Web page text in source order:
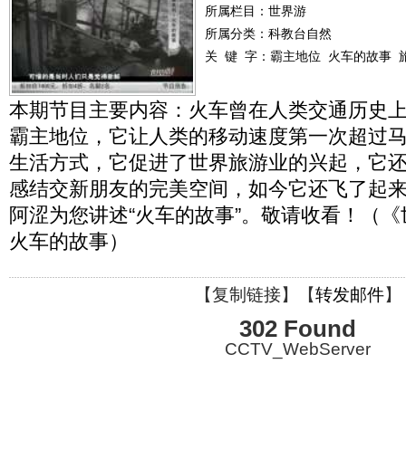
所属栏目： 世界游
所属分类：科教台自然
关 键 字： 霸主地位 火车的故事
本期节目主要内容：火车曾在人类交通历史
霸主地位，它让人类的移动速度第一次超过
生活方式，它促进了世界旅游业的兴起，它
感结交新朋友的完美空间，如今它还飞了起
阿涩为您讲述“火车的故事”。敬请收看！（
火车的故事）
【复制链接】【转发邮件】
302 Found
CCTV_WebServer